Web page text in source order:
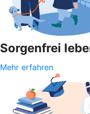
Sorgenfrei
Mehr erfahren